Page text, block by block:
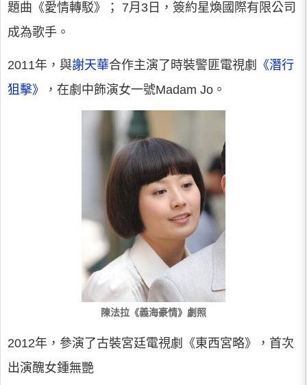
題曲《愛情轉駁》； 7月3日，簽約星煥國際有限公司
成為歌手。
2011年，與謝天華合作主演了時裝警匪電視劇
《潛行
狙擊》
，在劇中飾演女一號Madam Jo。
陳法拉《義海豪情》劇照
2012年，參演了古裝宮廷電視劇《東西宮略》，首次
出演醜女鍾無艷